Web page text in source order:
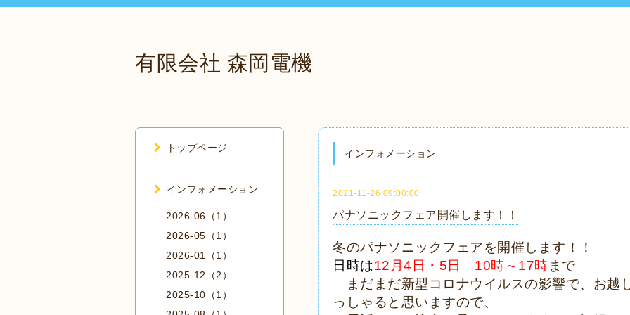
有限会社 森岡電機
インフォメーション
2021-11-26 09:00:00
パナソニックフェア開催します！！
冬のパナソニックフェアを開催します！！
日時は12月4日・5日 10時～17時 まで
まだまだ新型コロナウイルスの影響で、お越
っしゃると思いますので、
トップページ
インフォメーション
2026-06（1）
2026-05（1）
2026-01（1）
2025-12（2）
2025-10（1）